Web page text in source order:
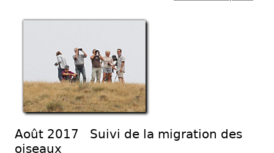
Août 2017 Suivi de la migration des
oiseaux